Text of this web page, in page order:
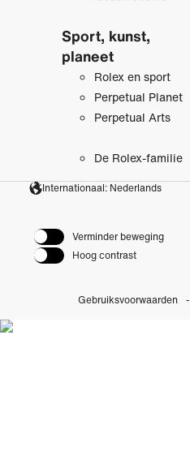
Sport, kunst,
planeet
Rolex en sport
Perpetual Planet
Perpetual Arts
De Rolex-familie
Internationaal: Nederlands
Verminder beweging
Hoog contrast
Gebruiksvoorwaarden